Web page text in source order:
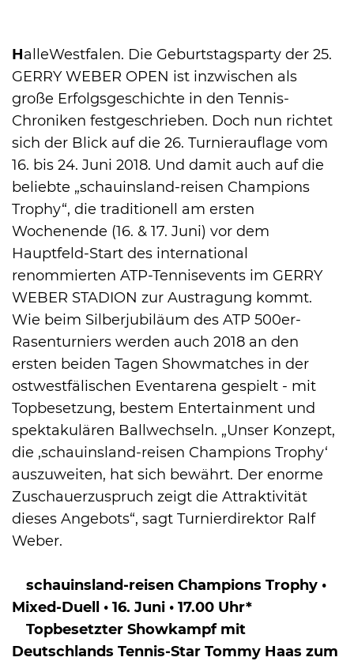
HalleWestfalen. Die Geburtstagsparty der 25.
GERRY WEBER OPEN ist inzwischen als
große Erfolgsgeschichte in den Tennis-
Chroniken festgeschrieben. Doch nun richtet
sich der Blick auf die 26. Turnierauflage vom
16. bis 24. Juni 2018. Und damit auch auf die
beliebte „schauinsland-reisen Champions
Trophy“, die traditionell am ersten
Wochenende (16. & 17. Juni) vor dem
Hauptfeld-Start des international
renommierten ATP-Tennisevents im GERRY
WEBER STADION zur Austragung kommt.
Wie beim Silberjubiläum des ATP 500er-
Rasenturniers werden auch 2018 an den
ersten beiden Tagen Showmatches in der
ostwestfälischen Eventarena gespielt - mit
Topbesetzung, bestem Entertainment und
spektakulären Ballwechseln. „Unser Konzept,
die ‚schauinsland-reisen Champions Trophy‘
auszuweiten, hat sich bewährt. Der enorme
Zuschauerzuspruch zeigt die Attraktivität
dieses Angebots“, sagt Turnierdirektor Ralf
Weber.
schauinsland-reisen Champions Trophy •
Mixed-Duell • 16. Juni • 17.00 Uhr*
Topbesetzter Showkampf mit
Deutschlands Tennis-Star Tommy Haas zum